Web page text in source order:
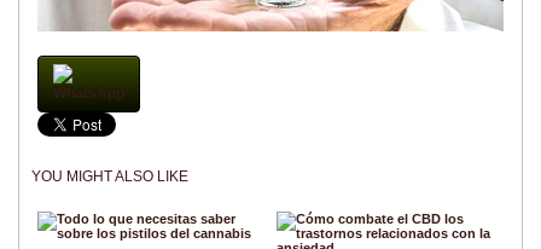
WhatsApp
YOU MIGHT ALSO LIKE